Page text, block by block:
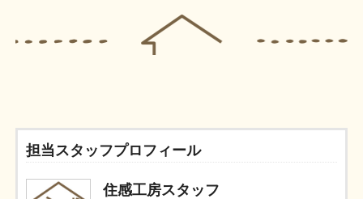
担当スタッフプロフィール
住感工房スタッフ